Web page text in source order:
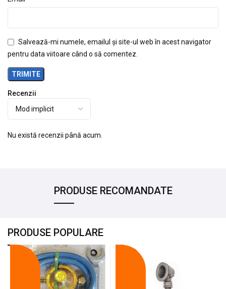
Recenzii
Nu există recenzii până acum.
Salvează-mi numele, emailul și site-ul web în acest navigator
pentru data viitoare când o să comentez.
PRODUSE RECOMANDATE
PRODUSE POPULARE